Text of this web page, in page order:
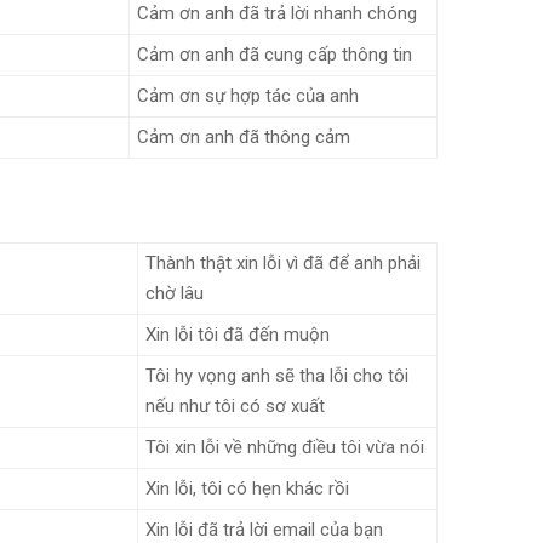
Cảm ơn anh đã trả lời nhanh chóng
Cảm ơn anh đã cung cấp thông tin
Cảm ơn sự hợp tác của anh
Cảm ơn anh đã thông cảm
Thành thật xin lỗi vì đã để anh phải
chờ lâu
Xin lỗi tôi đã đến muộn
Tôi hy vọng anh sẽ tha lỗi cho tôi
nếu như tôi có sơ xuất
Tôi xin lỗi về những điều tôi vừa nói
Xin lỗi, tôi có hẹn khác rồi
Xin lỗi đã trả lời email của bạn